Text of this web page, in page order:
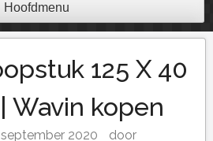
Hoofdmenu
125 X 40
Wavin kopen
september 2020
door